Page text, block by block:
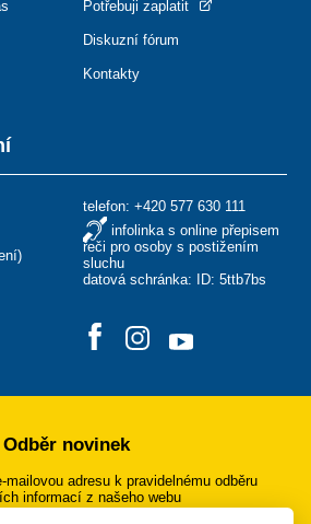
)
telefon: +420 577 630 111
infolinka s online přepisem
řeči pro osoby s postižením
sluchu
datová schránka: ID: 5ttb7bs
Potřebuji zaplatit
Diskuzní fórum
Kontakty
Odběr novinek
mailovou adresu k pravidelnému odběru
informací z našeho webu